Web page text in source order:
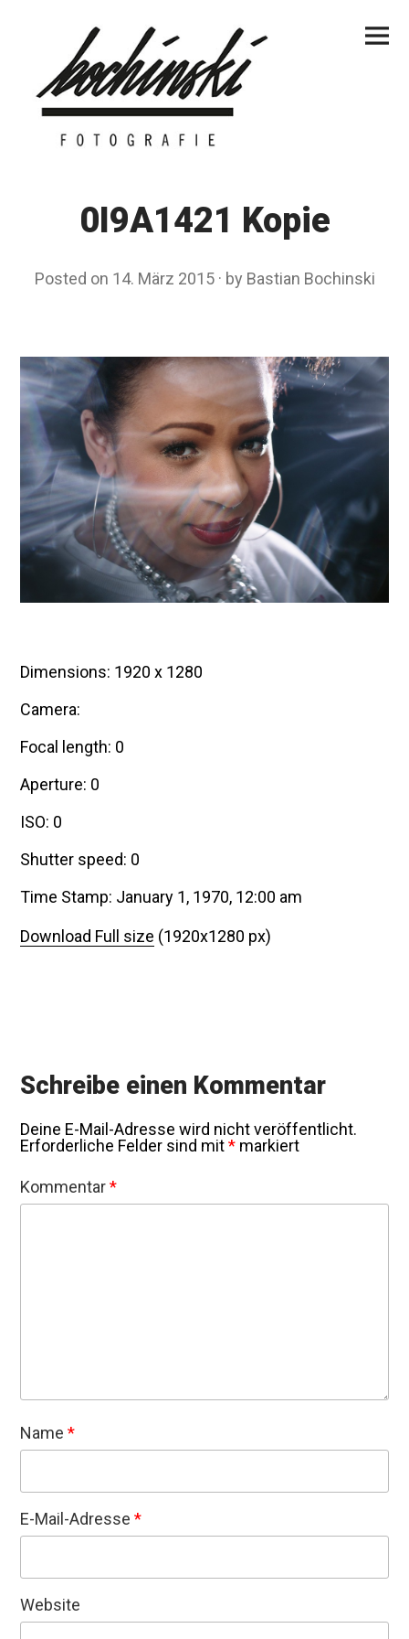
Menu
0I9A1421 Kopie
Posted on 14. März 2015 by Bastian Bochinski
Dimensions: 1920 x 1280
Camera:
Focal length: 0
Aperture: 0
ISO: 0
Shutter speed: 0
Time Stamp: January 1, 1970, 12:00 am
Download Full size (1920x1280 px)
Schreibe einen Kommentar
Deine E-Mail-Adresse wird nicht veröffentlicht.
Erforderliche Felder sind mit* markiert
Kommentar*
Name*
E-Mail-Adresse*
Website